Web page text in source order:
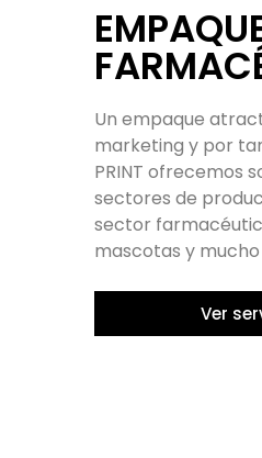
¿Necesitas
una variedad de
impresión de
formatos y
necesidades.
generación y
impresión con
Ver